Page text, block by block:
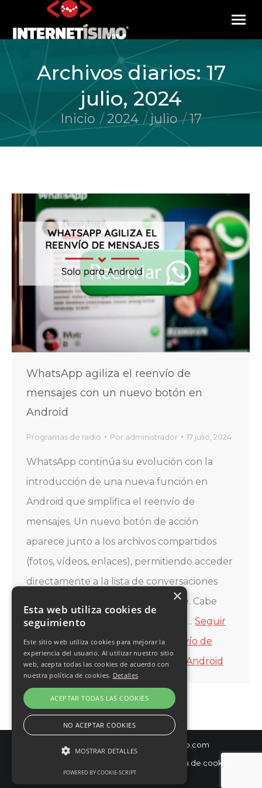
Archivos diarios:17
julio, 2024
Estás aquí:
Inicio 2024 julio 17
WhatsApp agiliza el reenvío de
mensajes con un nuevo botón en
Android
Programas de radio Por administrador 17 julio, 2024
WhatsApp continúa su evolución con la
introducción de una nueva función en
Android que simplifica el reenvío de
mensajes. Un nuevo botón de acción
aparece junto a los archivos compartidos
(fotos, vídeos, enlaces), permitiendo acceder
directamente a la lista de conversaciones
para reenviarlos con un solo toque. Cabe
recordar que, si bien el reenvío de… Seguir
leyendoWhatsApp agiliza el reenvío de
mensajes con un nuevo botón en Android
© Diseño y hospedaje:
Internetísimo.com
Política de cookies
Esta web utiliza cookies de
seguimiento
Este sitio web utiliza cookies para mejorar la
experiencia del usuario. Al utilizar nuestro sitio
web, acepta todas las cookies de acuerdo con
nuestra política de cookies. Detalles
ACEPTAR TODAS LAS COOKIES
NO ACEPTAR COOKIES
MOSTRAR DETALLES
POWERED BY COOKIE-SCRIPT
×